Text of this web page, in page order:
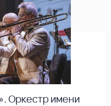
Оркестр имени